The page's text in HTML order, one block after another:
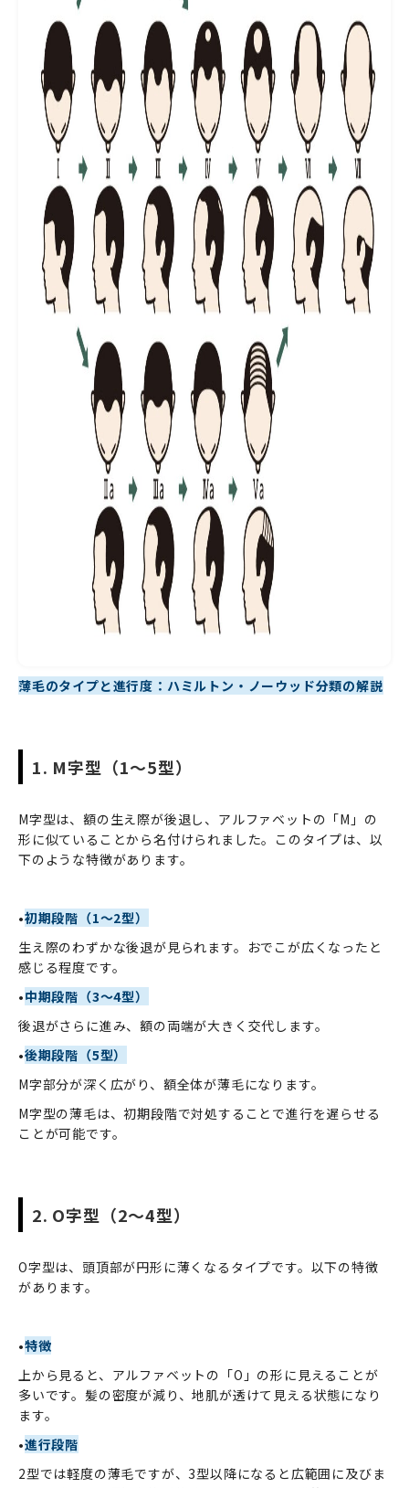
薄毛のタイプと進行度：ハミルトン・ノーウッド分類の解説
1. M字型（1～5型）
M字型は、額の生え際が後退し、アルファベットの「M」の
形に似ていることから名付けられました。このタイプは、以
下のような特徴があります。
•初期段階（1～2型）
生え際のわずかな後退が見られます。おでこが広くなったと
感じる程度です。
•中期段階（3～4型）
後退がさらに進み、額の両端が大きく交代します。
•後期段階（5型）
M字部分が深く広がり、額全体が薄毛になります。
M字型の薄毛は、初期段階で対処することで進行を遅らせる
ことが可能です。
2. O字型（2～4型）
O字型は、頭頂部が円形に薄くなるタイプです。以下の特徴
があります。
•特徴
上から見ると、アルファベットの「O」の形に見えることが
多いです。髪の密度が減り、地肌が透けて見える状態になり
ます。
•進行段階
2型では軽度の薄毛ですが、3型以降になると広範囲に及びま